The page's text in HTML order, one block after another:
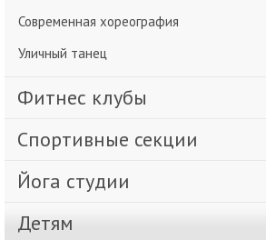
Современная хореография
Уличный танец
Фитнес клубы
Спортивные секции
Йога студии
Детям